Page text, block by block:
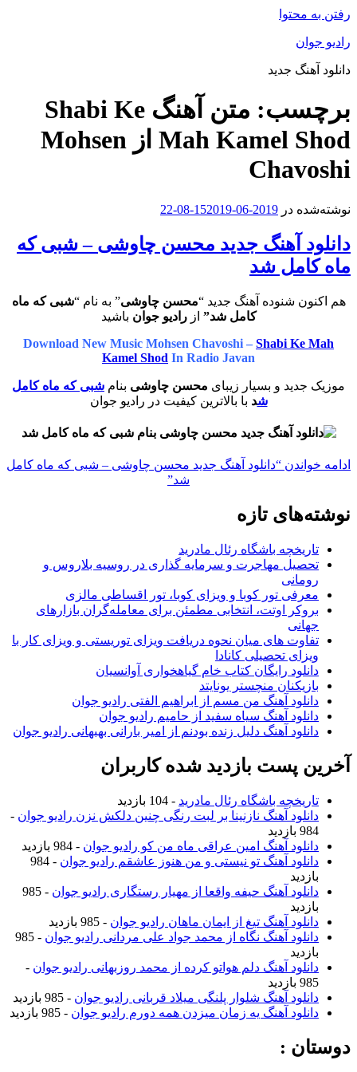
رفتن به محتوا
رادیو جوان
دانلود آهنگ جدید
برچسب:
متن آهنگ Shabi Ke
Mah Kamel Shod از Mohsen
Chavoshi
نوشته‌شده در 2019-06-15
2019-08-22
دانلود آهنگ جدید محسن چاوشی – شبی که
ماه کامل شد
هم اکنون شنوده آهنگ جدید “محسن چاوشی” به نام “شبی که ماه
کامل شد” ازرادیو جوان باشید
Download New Music Mohsen Chavoshi – Shabi Ke Mah
Kamel Shod In Radio Javan
موزیک جدید و بسیار زیبای محسن چاوشی بنام شبی که ماه کامل
شد با بالاترین کیفیت در رادیو جوان
ادامه خواندن “دانلود آهنگ جدید محسن چاوشی – شبی که ماه کامل
شد”
نوشته‌های تازه
تاریخچه باشگاه رئال مادرید
تحصیل مهاجرت و سرمایه گذاری در روسیه بلاروس و
رومانی
معرفی تور کوبا و ویزای کوبا، تور اقساطی مالزی
بروکر اوتت، انتخابی مطمئن برای معامله‌گران بازارهای
جهانی
تفاوت های میان نحوه دریافت ویزای توریستی و ویزای کار با
ویزای تحصیلی کانادا
دانلود رایگان کتاب خام گیاهخواری آوانسیان
بازیکنان منچستر یونایتد
دانلود آهنگ من مسم از ابراهیم الفتی رادیو جوان
دانلود آهنگ سیاه سفید از حامیم رادیو جوان
دانلود آهنگ دلیل زنده بودنم از امیر بارانی بهبهانی رادیو جوان
آخرین پست بازدید شده کاربران
تاریخچه باشگاه رئال مادرید - 104 بازدید
دانلود آهنگ نازنینا بر لبت رنگی چنین دلکش نزن رادیو جوان -
984 بازدید
دانلود آهنگ امین عراقی ماه من کو رادیو جوان - 984 بازدید
دانلود آهنگ تو نیستی و من هنوز عاشقم رادیو جوان
- 984
بازدید
دانلود آهنگ حیفه واقعا از مهیار رستگاری رادیو جوان
- 985
بازدید
دانلود آهنگ تیغ از ایمان ماهان رادیو جوان - 985 بازدید
دانلود آهنگ نگاه از محمد جواد علی مردانی رادیو جوان
- 985
بازدید
دانلود آهنگ دلم هواتو کرده از محمد روزبهانی رادیو جوان -
985 بازدید
دانلود آهنگ شلوار پلنگی میلاد قربانی رادیو جوان - 985 بازدید
دانلود آهنگ یه زمان میزدن همه دورم رادیو جوان - 985 بازدید
دوستان :